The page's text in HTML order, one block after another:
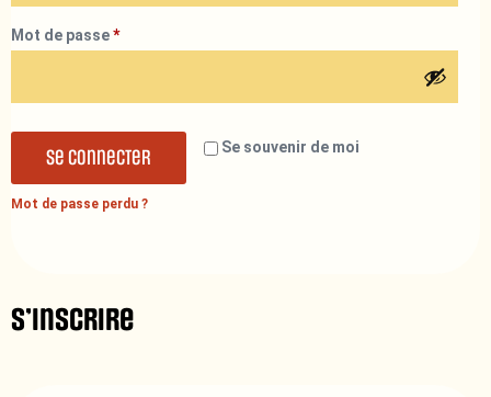
Mot de passe*
Se souvenir de moi
Se connecter
Mot de passe perdu ?
S’inscrire